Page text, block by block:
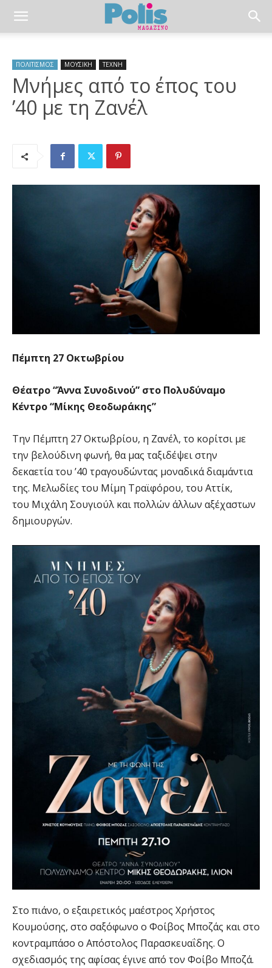
ΠΟΛΙΤΙΣΜΟΣ ΜΟΥΣΙΚΗ ΤΕΧΝΗ
Μνήμες από το έπος του
’40 με τη Ζανέλ
Πέμπτη 27 Οκτωβρίου
Θέατρο “Άννα Συνοδινού” στο Πολυδύναμο
Κέντρο “Μίκης Θεοδωράκης”
Την Πέμπτη 27 Οκτωβρίου, η Ζανέλ, το κορίτσι με
την βελούδινη φωνή, θα μας ταξιδέψει στην
δεκαετία του ’40 τραγουδώντας μοναδικά διαμάντια
της. Μελωδίες του Μίμη Τραϊφόρου, του Αττίκ,
του Μιχάλη Σουγιούλ και πολλών άλλων αξέχαστων
δημιουργών.
Στο πιάνο, ο εξαιρετικός μαέστρος Χρήστος
Κουμούσης, στο σαξόφωνο ο Φοίβος Μποζάς και στο
κοντραμπάσο ο Απόστολος Παρασκευαΐδης. Ο
σχεδιασμός της αφίσας έγινε από τον Φοίβο Μποζά.